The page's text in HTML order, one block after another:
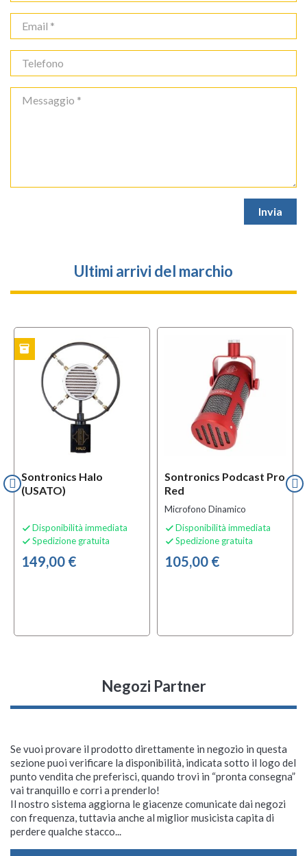
Ultimi arrivi del marchio
Sontronics Halo
(USATO)
 Disponibilità immediata
 Spedizione gratuita
149,00 €
inventory
Sontronics Podcast Pro
Red
Microfono Dinamico
 Disponibilità immediata
 Spedizione gratuita
105,00 €
Negozi Partner
Se vuoi provare il prodotto direttamente in negozio in questa
sezione puoi verificare la disponibilità, indicata sotto il logo del
punto vendita che preferisci, quando trovi in “pronta consegna”
vai tranquillo e corri a prenderlo!
Il nostro sistema aggiorna le giacenze comunicate dai negozi
con frequenza, tuttavia anche al miglior musicista capita di
perdere qualche stacco...